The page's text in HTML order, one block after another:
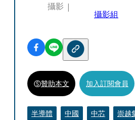
攝影
攝影組
贊助本文 加入訂閱會員
半導體 中國 中芯 崇越